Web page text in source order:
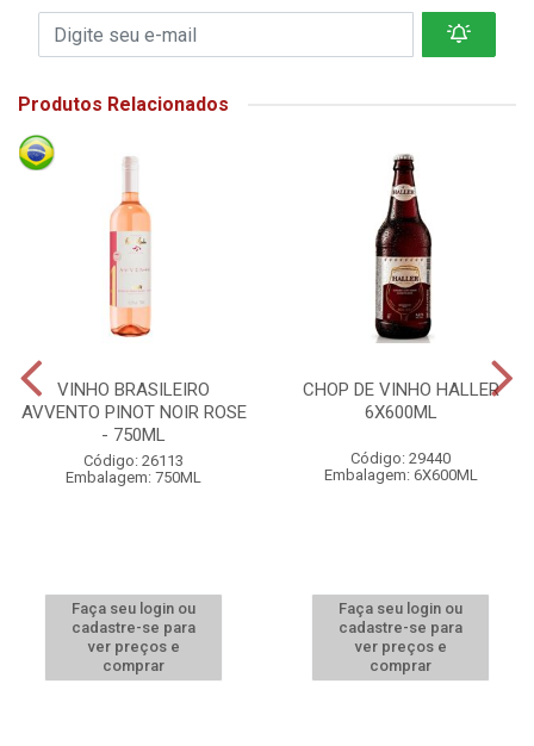
Produtos Relacionados
VINHO BRASILEIRO
AVVENTO PINOT NOIR ROSE
- 750ML
Código: 26113
Embalagem: 750ML
Faça seu login ou
cadastre-se para
ver preços e
comprar
CHOP DE VINHO HALLER
6X600ML
Código: 29440
Embalagem: 6X600ML
Faça seu login ou
cadastre-se para
ver preços e
comprar